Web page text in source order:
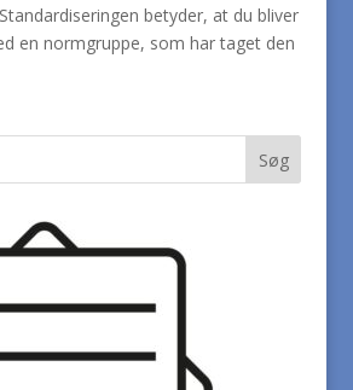
betyder, at du bliver
en normgruppe, som har taget den